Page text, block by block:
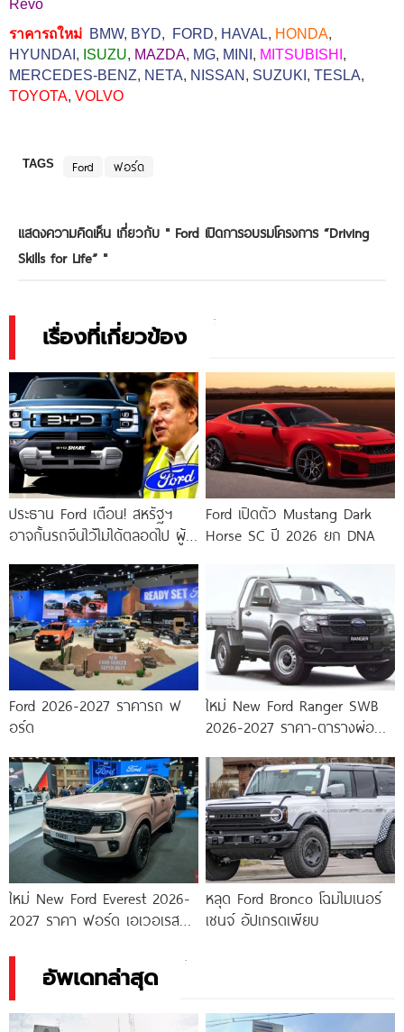
Revo
ราคารถใหม่ BMW, BYD, FORD, HAVAL, HONDA,
HYUNDAI , ISUZU, MAZDA, MG, MINI , MITSUBISHI ,
MERCEDES-BENZ, NETA, NISSAN , SUZUKI , TESLA,
TOYOTA, VOLVO
TAGS Ford ฟอร์ด
แสดงความคิดเห็น เกี่ยวกับ " Ford เปิดการอบรมโครงการ “Driving
Skills for Life” "
เรื่องที่เกี่ยวข้อง
ประธาน Ford เตือน! สหรัฐฯ
อาจกั้นรถจีนไว้ไม่ได้ตลอดไป ผู้
ให้ได้
Ford เปิดตัว Mustang Dark
Horse SC ปี 2026 ยก DNA
Ford 2026-2027 ราคารถ ฟ
อร์ด
ใหม่ New Ford Ranger SWB
2026-2027 ราคา-ตารางผ่อน-
ใหม่ New Ford Everest 2026-
2027 ราคา ฟอร์ด เอเวอเรสต์
หลุด Ford Bronco โฉมไมเนอร์
เชนจ์ อัปเกรดเพียบ
อัพเดทล่าสุด